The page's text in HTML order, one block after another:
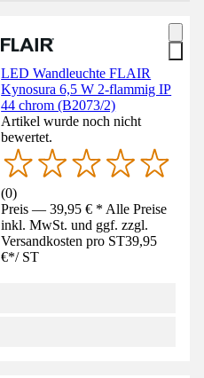
LED Wandleuchte FLAIR
Kynosura 6,5 W 2-flammig IP
44 chrom (B2073/2)
Artikel wurde noch nicht
bewertet.
(0)
Preis — 39,95 € * Alle Preise
inkl. MwSt. und ggf. zzgl.
Versandkosten pro ST39,95
€*/ ST